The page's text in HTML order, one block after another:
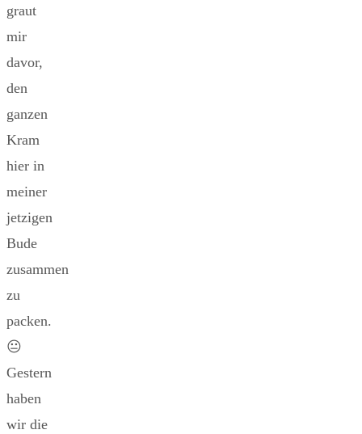
graut
mir
davor,
den
ganzen
Kram
hier in
meiner
jetzigen
Bude
zusammen
zu
packen.
😐
Gestern
haben
wir die